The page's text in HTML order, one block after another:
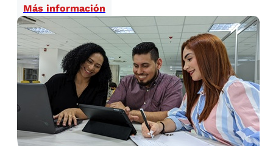
Más información